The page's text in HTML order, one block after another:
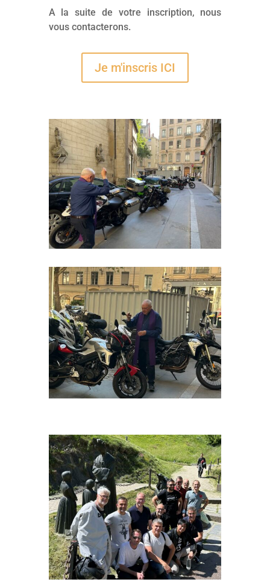
A la suite de votre inscription, nous
vous contacterons.
Je m'inscris ICI